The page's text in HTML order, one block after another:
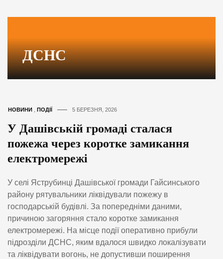
ДСНС
НОВИНИ ПОДІЇ 5 БЕРЕЗНЯ, 2026
У Дашівській громаді сталася
пожежа через коротке замикання
електромережі
У селі Яструбинці Дашівської громади Гайсинського
району рятувальники ліквідували пожежу в
господарській будівлі. За попередніми даними,
причиною загоряння стало коротке замикання
електромережі. На місце події оперативно прибули
підрозділи ДСНС, яким вдалося швидко локалізувати
та ліквідувати вогонь, не допустивши поширення